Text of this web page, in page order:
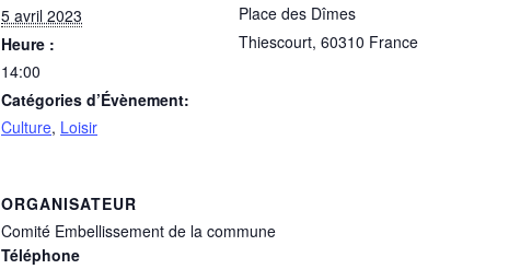
5 avril 2023
Heure :
14:00
Catégories d’Évènement:
Culture, Loisir
Place des Dîmes
Thiescourt, 60310 France
ORGANISATEUR
Comité Embellissement de la commune
Téléphone